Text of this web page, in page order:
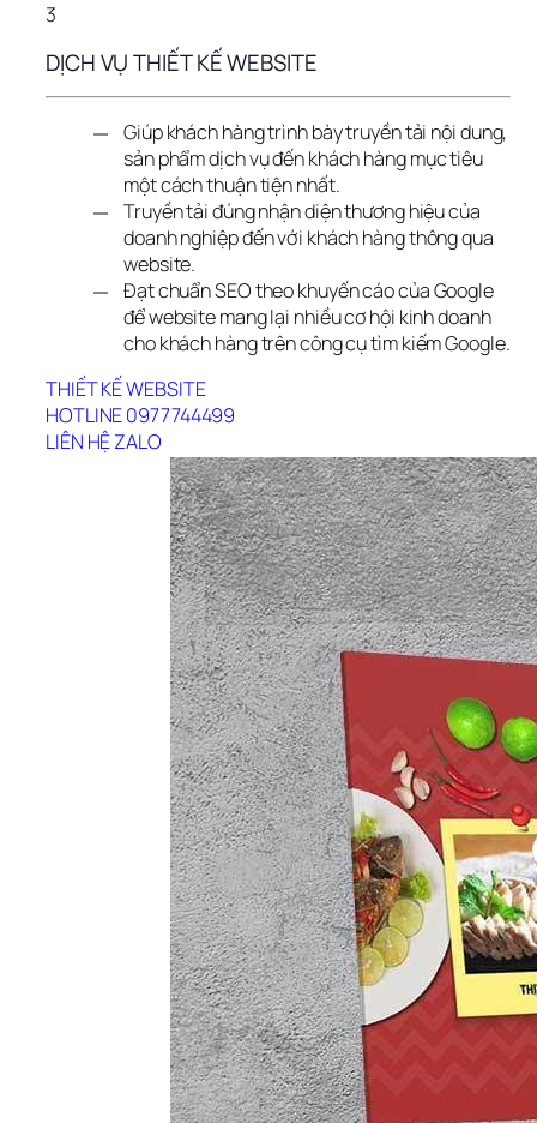
3
DỊCH VỤ THIẾT KẾ WEBSITE
Giúp khách hàng trình bày truyền tải nội dung,
sản phẩm dịch vụ đến khách hàng mục tiêu
một cách thuận tiện nhất.
Truyền tải đúng nhận diện thương hiệu của
doanh nghiệp đến với khách hàng thông qua
website.
Đạt chuẩn SEO theo khuyến cáo của Google
để website mang lại nhiều cơ hội kinh doanh
cho khách hàng trên công cụ tìm kiếm Google.
THIẾT KẾ WEBSITE
HOTLINE 0977744499
LIÊN HỆ ZALO